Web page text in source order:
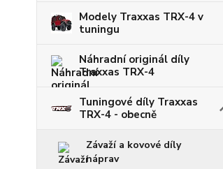
Modely Traxxas TRX-4 v
tuningu
Náhradní originál díly
Traxxas TRX-4
Tuningové díly Traxxas
TRX-4 - obecně
Závaží a kovové díly
náprav